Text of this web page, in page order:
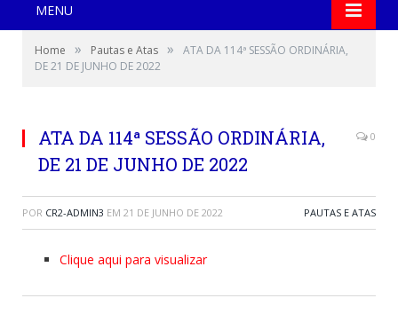
MENU
Home » Pautas e Atas »
ATA DA 114ª SESSÃO ORDINÁRIA,
DE 21 DE JUNHO DE 2022
ATA DA 114ª SESSÃO ORDINÁRIA,
DE 21 DE JUNHO DE 2022
0
POR CR2-ADMIN3 EM 21 DE JUNHO DE 2022 PAUTAS E ATAS
Clique aqui para visualizar